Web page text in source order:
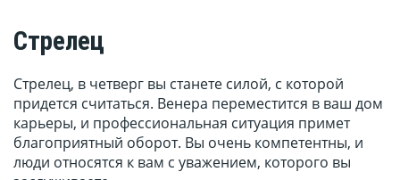
Стрелец
Стрелец, в четверг вы станете силой, с которой
придется считаться. Венера переместится в ваш дом
карьеры, и профессиональная ситуация примет
благоприятный оборот. Вы очень компетентны, и
люди относятся к вам с уважением, которого вы